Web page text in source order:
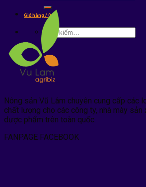
kiếm:
Giỏ hàng /0₫
kiếm:
Nông sản Vũ Lâm chuyên cung cấp các
chất lượng cho các công ty, nhà mày sản
dược phẩm trên toàn quốc.
FANPAGE FACEBOOK